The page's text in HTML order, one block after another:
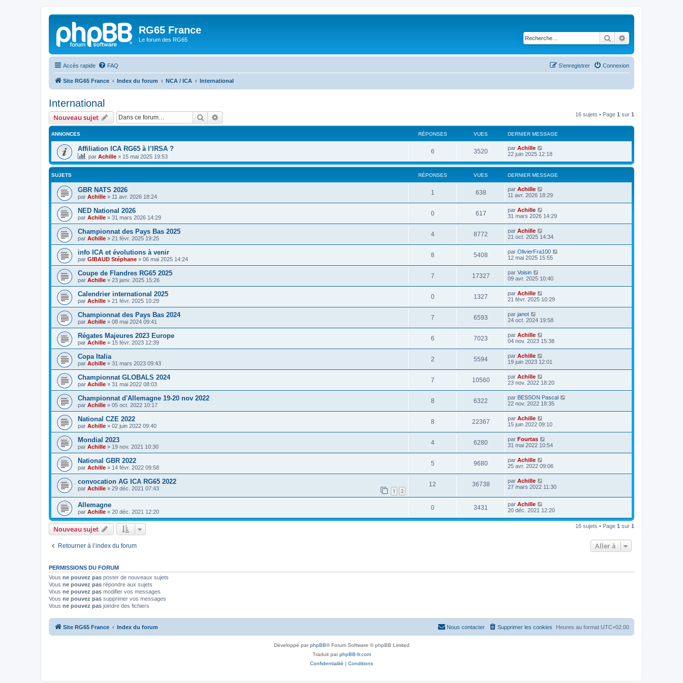
RG65 France
Le forum des RG65 Rechercher
Accès rapide FAQ Connexion
S’enregistrer
Site RG65 France Index du forum NCA / ICA International
International
Nouveau sujet Rechercher 16 sujets • Page 1 sur 1
ANNONCES RÉPONSES VUES DERNIER MESSAGE
Affiliation ICA RG65 à l’IRSA ?
par Achille » 15 mai 2025 19:53
6 3520 par Achille
22 juin 2025 12:18
SUJETS RÉPONSES VUES DERNIER MESSAGE
GBR NATS 2026
par Achille » 11 avr. 2026 18:24
1 638 par Achille
11 avr. 2026 18:29
NED National 2026
par Achille » 31 mars 2026 14:29
0 617 par Achille
31 mars 2026 14:29
Championnat des Pays Bas 2025
par Achille » 21 févr. 2025 19:25
4 8772 par Achille
21 oct. 2025 14:34
info ICA et évolutions à venir
par GIBAUD Stéphane » 06 mai 2025 14:24
8 5408 par OlivierFra100
12 mai 2025 15:55
Coupe de Flandres RG65 2025
par Achille » 23 janv. 2025 15:26
7 17327 par Voisin
09 avr. 2025 10:40
Calendrier international 2025
par Achille » 21 févr. 2025 10:29
0 1327 par Achille
21 févr. 2025 10:29
Championnat des Pays Bas 2024
par Achille » 08 mai 2024 09:41
7 6593 par janot
24 oct. 2024 19:58
Régates Majeures 2023 Europe
par Achille » 15 févr. 2023 12:39
6 7023 par Achille
04 nov. 2023 15:38
Copa Italia
par Achille » 31 mars 2023 09:43
2 5594 par Achille
19 juin 2023 12:01
Championnat GLOBALS 2024
par Achille » 31 mai 2022 08:03
7 10560 par Achille
23 nov. 2022 18:20
Championnat d'Allemagne 19-20 nov 2022
par Achille » 05 oct. 2022 10:17
8 6322 par BESSON Pascal
22 nov. 2022 18:35
National CZE 2022
par Achille » 02 juin 2022 09:40
8 22367 par Achille
15 juin 2022 09:10
Mondial 2023
par Achille » 19 nov. 2021 10:30
4 6280 par Fourtas
31 mai 2022 10:54
National GBR 2022
par Achille » 14 févr. 2022 09:58
5 9680 par Achille
25 avr. 2022 09:06
convocation AG ICA RG65 2022
par Achille » 29 déc. 2021 07:43 1 2
12 36738 par Achille
27 mars 2022 11:30
Allemagne
par Achille » 20 déc. 2021 12:20
0 3431 par Achille
20 déc. 2021 12:20
Nouveau sujet 16 sujets • Page 1 sur 1
Retourner à l’index du forum Aller à
PERMISSIONS DU FORUM
Vous ne pouvez pas poster de nouveaux sujets
Vous ne pouvez pas répondre aux sujets
Vous ne pouvez pas modifier vos messages
Vous ne pouvez pas supprimer vos messages
Vous ne pouvez pas joindre des fichiers
Site RG65 France Index du forum Heures au format UTC+02:00
Supprimer les cookies
Nous contacter
Développé parphpBB® Forum Software © phpBB Limited
Traduit parphpBB-fr.com
Confidentialité | Conditions